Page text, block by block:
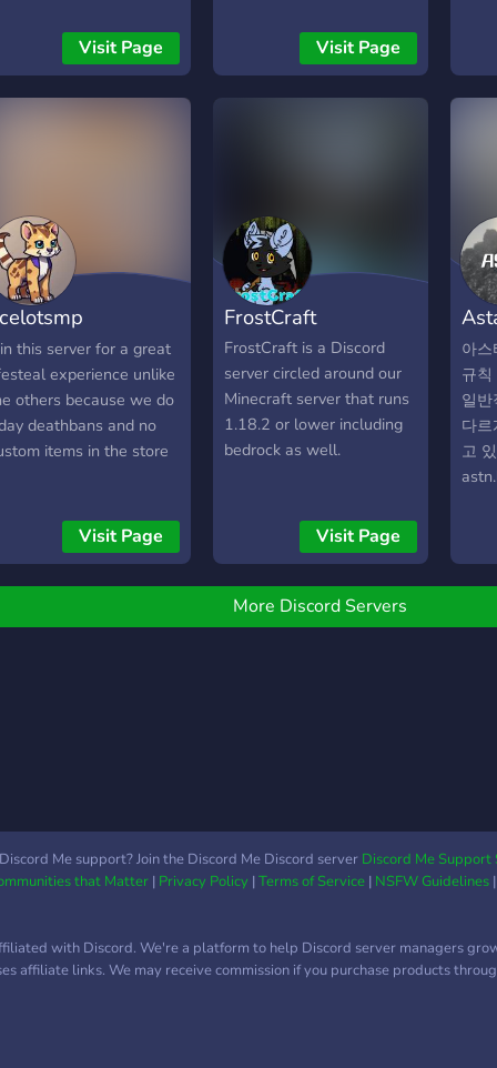
distintas dentro de
Minecraft, formar parte de
Club, donde lo que jugás…
también lo construís con
nosotros!
Visit Page Visit Page
server)
this server for a great
experience unlike
others because we do
deathbans and no
items in the store
Visit Page
FrostCraft
FrostCraft is a Discord
server circled around our
Minecraft server that runs
1.18.2 or lower including
bedrock as well.
Visit Page
서
아
규
일
다
고
마
받
More Discord Servers
Me support? Join the Discord Me Discord server Discord Me Support
that Matter| Privacy Policy|Terms of Service| NSFW Guidelines|
with Discord. We're a platform to help Discord server managers
affiliate links. We may receive commission if you purchase products